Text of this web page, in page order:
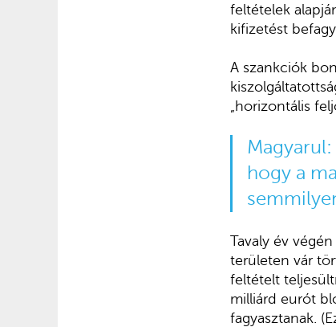
feltételek
kifizetést
A szankciók
„horizontális
hogy a
Tavaly év
területen vár
feltételt
milliárd eurót
fagyasztanak.